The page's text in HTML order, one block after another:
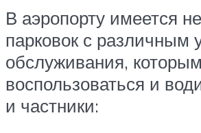
В аэропорту имеется
парковок с различным
обслуживания,
воспользоваться и
и частники: